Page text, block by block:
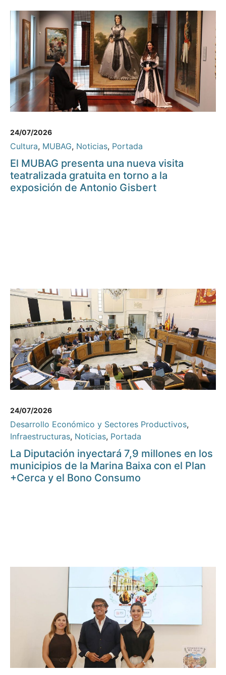
24/07/2026
Cultura, MUBAG, Noticias, Portada
El MUBAG presenta una nueva visita
teatralizada gratuita en torno a la
exposición de Antonio Gisbert
24/07/2026
Desarrollo Económico y Sectores Productivos,
Infraestructuras, Noticias, Portada
La Diputación inyectará 7,9 millones en los
municipios de la Marina Baixa con el Plan
+Cerca y el Bono Consumo